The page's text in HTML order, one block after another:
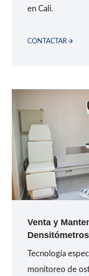
en Cali.
CONTACTAR
Venta y
Densitómetros
Tecnología
monitoreo de